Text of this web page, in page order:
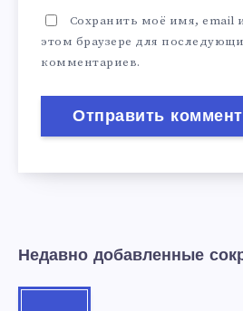
Сохранить моё имя, email
этом браузере для
комментариев.
Недавно добавленные